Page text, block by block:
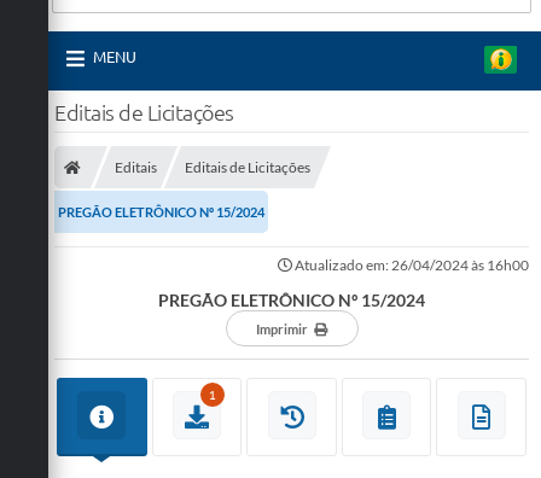
MENU
Editais de Licitações
Editais Editais de Licitações
PREGÃO ELETRÔNICO Nº 15/2024
Atualizado em: 26/04/2024 às 16h00
PREGÃO ELETRÔNICO Nº 15/2024
Imprimir
1